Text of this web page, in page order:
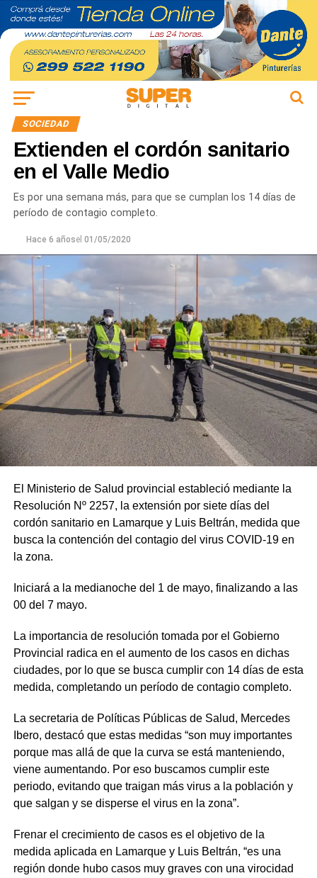
SOCIEDAD
Extienden el cordón sanitario
en el Valle Medio
Es por una semana más, para que se cumplan los 14 días de
período de contagio completo.
Hace 6 añosel 01/05/2020
El Ministerio de Salud provincial estableció mediante la
Resolución Nº 2257, la extensión por siete días del
cordón sanitario en Lamarque y Luis Beltrán, medida que
busca la contención del contagio del virus COVID-19 en
la zona.
Iniciará a la medianoche del 1 de mayo, finalizando a las
00 del 7 mayo.
La importancia de resolución tomada por el Gobierno
Provincial radica en el aumento de los casos en dichas
ciudades, por lo que se busca cumplir con 14 días de esta
medida, completando un período de contagio completo.
La secretaria de Políticas Públicas de Salud, Mercedes
Ibero, destacó que estas medidas “son muy importantes
porque mas allá de que la curva se está manteniendo,
viene aumentando. Por eso buscamos cumplir este
periodo, evitando que traigan más virus a la población y
que salgan y se disperse el virus en la zona”.
Frenar el crecimiento de casos es el objetivo de la
medida aplicada en Lamarque y Luis Beltrán, “es una
región donde hubo casos muy graves con una virocidad